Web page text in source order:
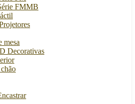
FMMB
mesa
Decorativas